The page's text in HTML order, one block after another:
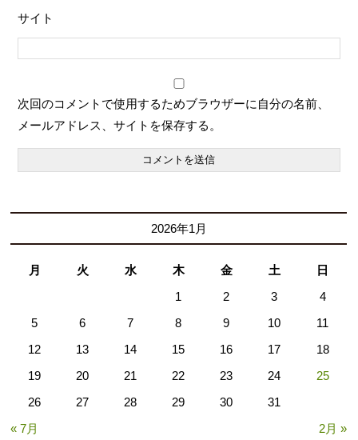
サイト
次回のコメントで使用するためブラウザーに自分の名前、
メールアドレス、サイトを保存する。
2026年1月
月 火 水 木 金 土 日
« 7月 2月 »
1 2 3
4
5
6 7 8 9 10
11
12
13 14 15 16 17
18
19
20 21 22 23 24
25
26
27 28 29 30 31